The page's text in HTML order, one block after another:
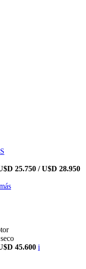
25.750 / U$D 28.950
45.600 i